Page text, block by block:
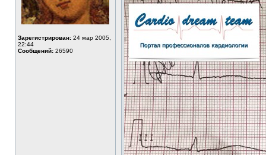
Зарегистрирован: 24 мар 2005,
22:44
Сообщений: 26590